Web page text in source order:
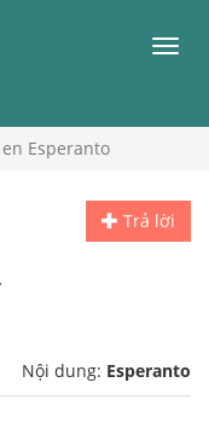
Esperanto
Trả lời
Nội dung: Esperanto